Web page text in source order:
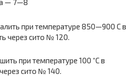
— 7—8
при температуре 850—900 С в
через сито № 120.
при температуре 100 “С в
сито № 140.